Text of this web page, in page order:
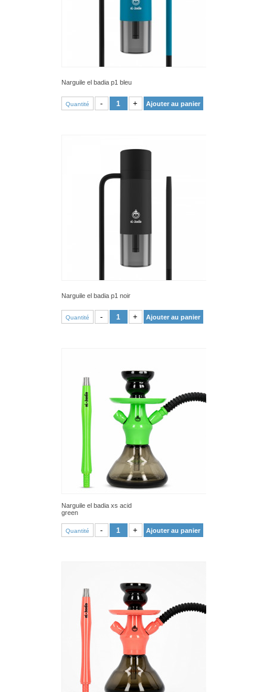
Narguile el badia p1 bleu
Quantité - + Ajouter au panier
Narguile el badia p1 noir
Quantité - + Ajouter au panier
Narguile el badia xs acid
green
Quantité - + Ajouter au panier